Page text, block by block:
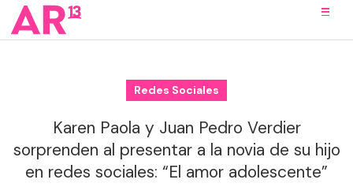
Redes Sociales
Karen Paola y Juan Pedro Verdier
sorprenden al presentar a la novia de su hijo
en redes sociales: “El amor adolescente”